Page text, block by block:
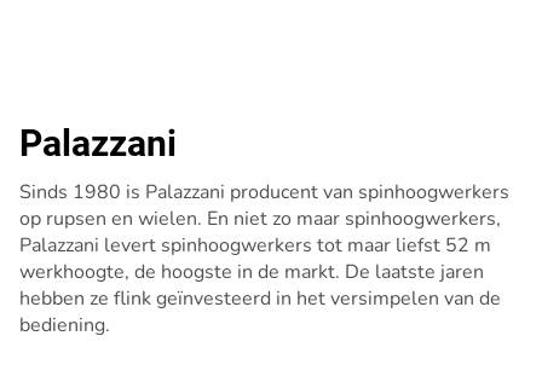
Palazzani
Sinds 1980 is Palazzani producent van spinhoogwerkers
op rupsen en wielen. En niet zo maar spinhoogwerkers,
Palazzani levert spinhoogwerkers tot maar liefst 52 m
werkhoogte, de hoogste in de markt. De laatste jaren
hebben ze flink geïnvesteerd in het versimpelen van de
bediening.